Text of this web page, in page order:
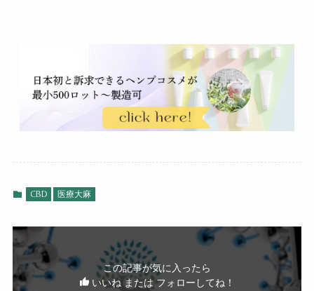
CBD 医療大麻
この記事が気に入ったら
いいね または フォローしてね！